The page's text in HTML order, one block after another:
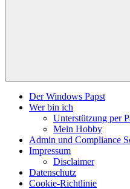
Der Windows Papst
Wer bin ich
Unterstützung per
Mein Hobby
Admin und Compliance
Impressum
Disclaimer
Datenschutz
Cookie-Richtlinie